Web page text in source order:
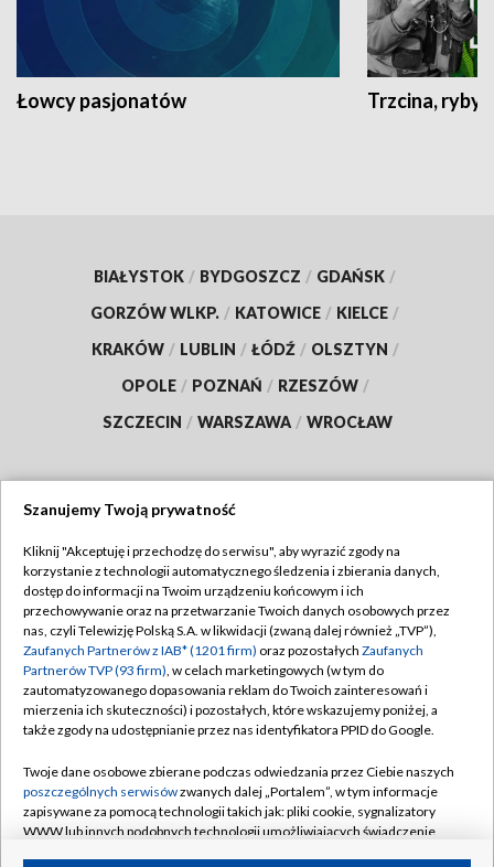
Łowcy pasjonatów Trzcina, ryby
BIAŁYSTOK / BYDGOSZCZ / GDAŃSK /
GORZÓW WLKP. / KATOWICE / KIELCE /
KRAKÓW / LUBLIN / ŁÓDŹ / OLSZTYN /
OPOLE / POZNAŃ / RZESZÓW /
SZCZECIN / WARSZAWA / WROCŁAW
TVP
Abonament TVP
Emisja w TVP
Centrum informacji TVP
Naziemna Telewizja Cyfrowa
Rada Programowa
System NOS
Informacje o nadawcy
Regulamin TVP
Polityka prywatności
Moje zgody
Pomoc
Kontakt
Szanujemy Twoją prywatność
Kliknij "Akceptuję i przechodzę do serwisu", aby wyrazić zgody na
korzystanie z technologii automatycznego śledzenia i zbierania danych,
dostęp do informacji na Twoim urządzeniu końcowym i ich
przechowywanie oraz na przetwarzanie Twoich danych osobowych przez
nas, czyli Telewizję Polską S.A. w likwidacji (zwaną dalej również „TVP”),
Zaufanych Partnerów z IAB* (1201 firm) oraz pozostałych Zaufanych
Partnerów TVP (93 firm), w celach marketingowych (w tym do
zautomatyzowanego dopasowania reklam do Twoich zainteresowań i
mierzenia ich skuteczności) i pozostałych, które wskazujemy poniżej, a
także zgody na udostępnianie przez nas identyfikatora PPID do Google.
Twoje dane osobowe zbierane podczas odwiedzania przez Ciebie naszych
poszczególnych serwisówzwanych dalej „Portalem”, w tym informacje
zapisywane za pomocą technologii takich jak: pliki cookie, sygnalizatory
WWW lub innych podobnych technologii umożliwiających świadczenie